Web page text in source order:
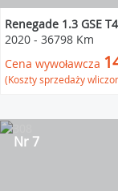
Renegade 1.3 GSE
2020 - 36798 Km
Cena wywoławcza
(Koszty sprzedaży
Nr 7